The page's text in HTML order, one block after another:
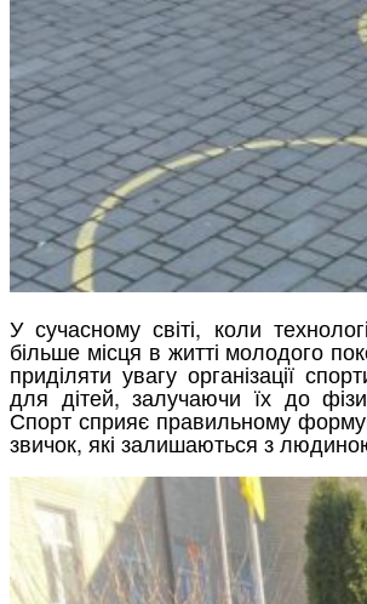
У сучасному світі, коли
більше місця в житті молодого
приділяти увагу організації
для дітей, залучаючи їх до
Спорт сприяє правильному
звичок, які залишаються з